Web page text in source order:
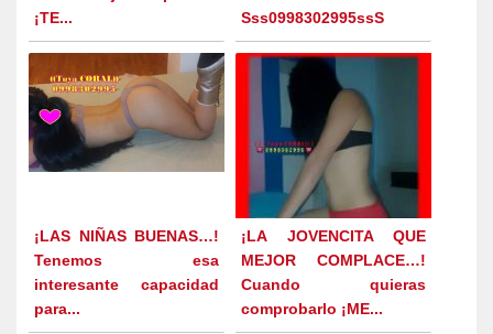
¡TE...
Sss0998302995ssS
¡LAS NIÑAS BUENAS…!
Tenemos esa
interesante capacidad
para...
¡LA JOVENCITA QUE
MEJOR COMPLACE…!
Cuando quieras
comprobarlo ¡ME...